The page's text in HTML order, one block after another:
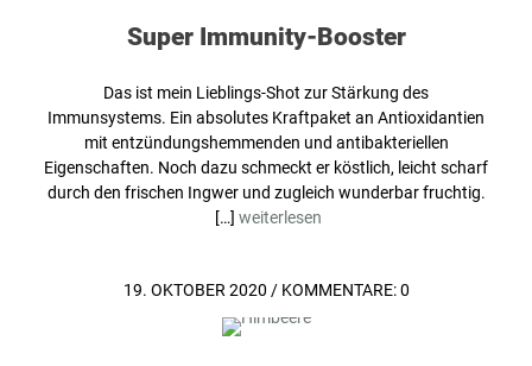
Super Immunity-Booster
Das ist mein Lieblings-Shot zur Stärkung des
Immunsystems. Ein absolutes Kraftpaket an Antioxidantien
mit entzündungshemmenden und antibakteriellen
Eigenschaften. Noch dazu schmeckt er köstlich, leicht scharf
durch den frischen Ingwer und zugleich wunderbar fruchtig.
[…] weiterlesen
19. OKTOBER 2020 /KOMMENTARE: 0